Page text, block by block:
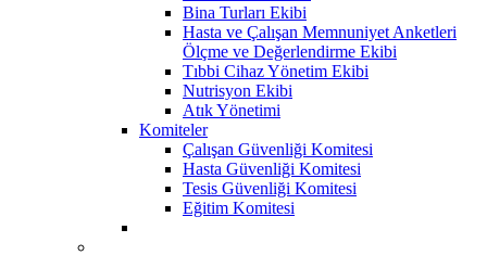
Bina Turları Ekibi
Hasta ve Çalışan Memnuniyet Anketleri
Ölçme ve Değerlendirme Ekibi
Tıbbi Cihaz Yönetim Ekibi
Nutrisyon Ekibi
Atık Yönetimi
Komiteler
Çalışan Güvenliği Komitesi
Hasta Güvenliği Komitesi
Tesis Güvenliği Komitesi
Eğitim Komitesi